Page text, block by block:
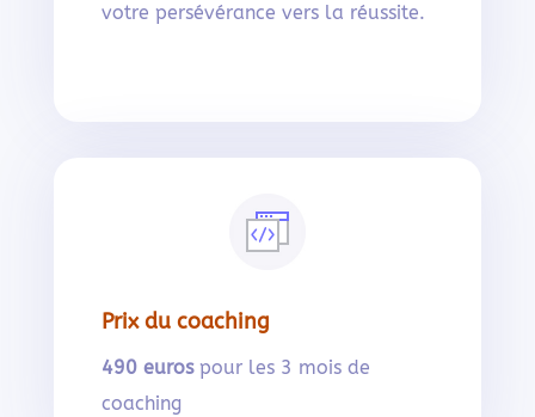
votre persévérance vers la réussite.
Prix du coaching
490 eurospour les 3 mois de
coaching